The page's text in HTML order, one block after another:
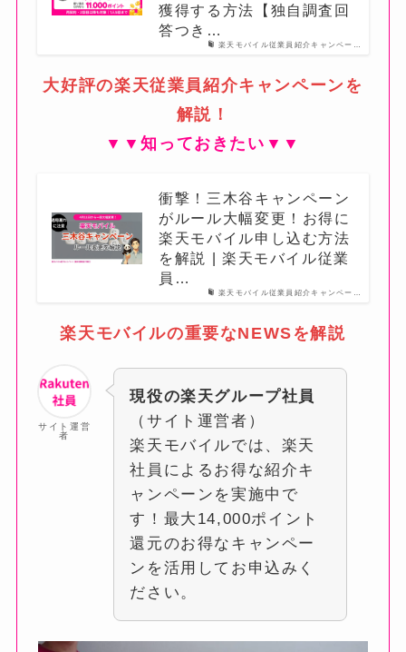
楽天モバイル従業員紹介キャンペー…
獲得する方法【独自調査回
答つき…
大好評の楽天従業員紹介キャンペーンを
解説！
▼▼知っておきたい▼▼
楽天モバイル従業員紹介キャンペー…
衝撃！三木谷キャンペーン
がルール大幅変更！お得に
楽天モバイル申し込む方法
を解説 | 楽天モバイル従業
員…
楽天モバイルの重要なNEWSを解説
サイト運営
者
現役の楽天グループ社員
（サイト運営者）
楽天モバイルでは、楽天
社員によるお得な紹介キ
ャンペーンを実施中で
す！最大14,000ポイント
還元のお得なキャンペー
ンを活用してお申込みく
ださい。